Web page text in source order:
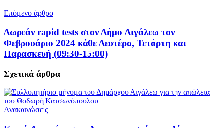
Επόμενο άρθρο
Δωρεάν rapid tests στον Δήμο Αιγάλεω τον
Φεβρουάριο 2024 κάθε Δευτέρα, Τετάρτη και
Παρασκευή (09:30-15:00)
Σχετικά άρθρα
Ανακοινώσεις